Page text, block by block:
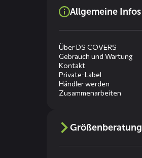
Allgemeine Infos
Über DS COVERS
Gebrauch und Wartung
Kontakt
Private-Label
Händler werden
Zusammenarbeiten
Größenberatung